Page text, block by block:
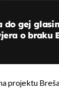
do gej
o braku
projektu